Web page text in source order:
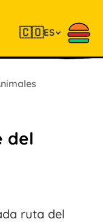
🇨🇴ES
del
ruta del